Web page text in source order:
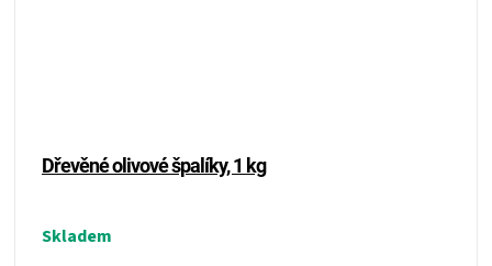
Dřevěné olivové špalíky, 1 kg
Skladem